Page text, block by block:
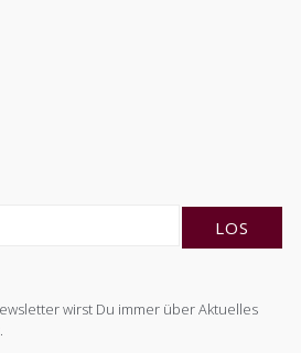
wirst Du immer über Aktuelles